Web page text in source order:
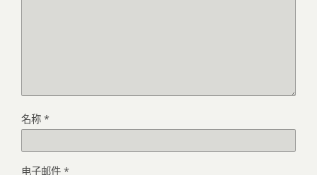
名称 *
电子邮件 *